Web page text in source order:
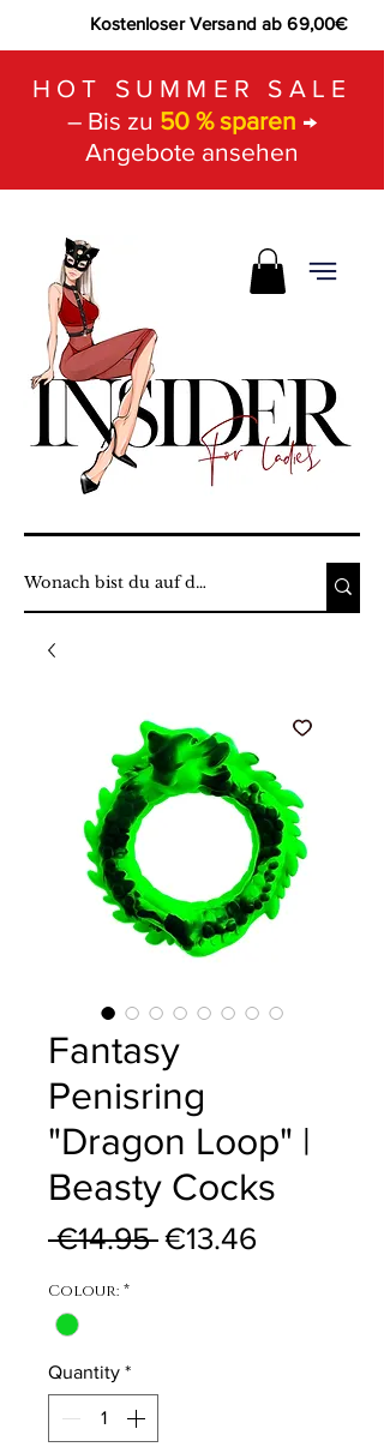
Kostenloser Versand ab 69,00€
HOT SUMMER SALE
– Bis zu 50 % sparen →
Angebote ansehen
Fantasy
Penisring
"Dragon Loop" |
Beasty Cocks
€14.95 Regular Price
€13.46
Colour: *
Quantity *